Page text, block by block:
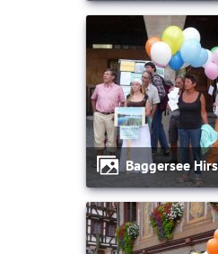
Baggersee